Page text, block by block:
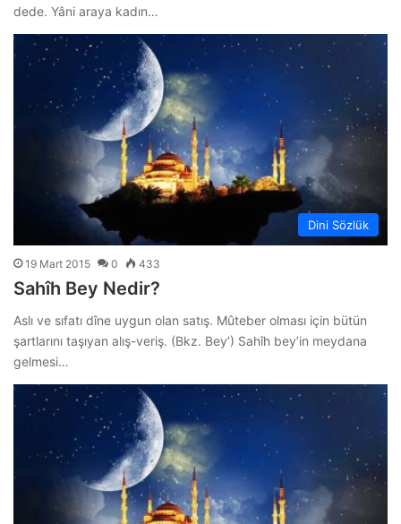
dede. Yâni araya kadın…
Dini Sözlük
19 Mart 2015 0 433
Sahîh Bey Nedir?
Aslı ve sıfatı dîne uygun olan satış. Mûteber olması için bütün
şartlarını taşıyan alış-veriş. (Bkz. Bey’) Sahîh bey’in meydana
gelmesi…